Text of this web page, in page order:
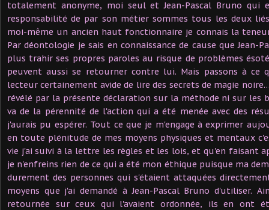
totalement anonyme, moi seul et Jean-Pascal Bruno
responsabilité de par son métier sommes tous les deux
moi-même un ancien haut fonctionnaire je connais la
Par déontologie je sais en connaissance de cause que Jean-
plus trahir ses propres paroles au risque de problèmes
peuvent aussi se retourner contre lui. Mais passons à ce
lecteur certainement avide de lire des secrets de magie
révélé par la présente déclaration sur la méthode ni sur les
va de la pérennité de l'action qui a été menée avec des
j'aurais pu espérer. Tout ce que je m'engage à exprimer
en toute plénitude de mes moyens physiques et mentaux
vie j'ai suivi à la lettre les règles et les lois, et qu'en faisant
je n'enfreins rien de ce qui a été mon éthique puisque ma
durement des personnes qui s'étaient attaquées
moyens que j'ai demandé à Jean-Pascal Bruno d'utiliser.
retournée sur ceux qui l'avaient ordonnée, ils en ont